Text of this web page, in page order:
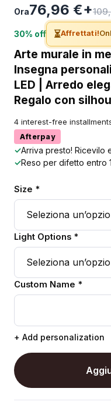
Ora76,96 €+
30% off ⏳Affrettati!
Arte murale in
Insegna
LED | Arredo
Regalo con
4 interest-free
Afterpay
✓Arriva presto! Ricevilo
✓Reso per difetto entro
Size *
Light Options *
Custom Name *
+ Add personalization